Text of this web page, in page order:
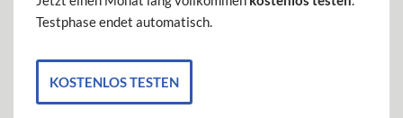
Testphase endet automatisch.
KOSTENLOS TESTEN